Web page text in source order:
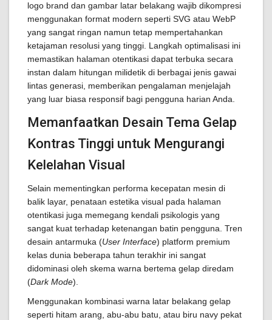
logo brand dan gambar latar belakang wajib dikompresi
menggunakan format modern seperti SVG atau WebP
yang sangat ringan namun tetap mempertahankan
ketajaman resolusi yang tinggi. Langkah optimalisasi ini
memastikan halaman otentikasi dapat terbuka secara
instan dalam hitungan milidetik di berbagai jenis gawai
lintas generasi, memberikan pengalaman menjelajah
yang luar biasa responsif bagi pengguna harian Anda.
Memanfaatkan Desain Tema Gelap
Kontras Tinggi untuk Mengurangi
Kelelahan Visual
Selain mementingkan performa kecepatan mesin di
balik layar, penataan estetika visual pada halaman
otentikasi juga memegang kendali psikologis yang
sangat kuat terhadap ketenangan batin pengguna. Tren
desain antarmuka (User Interface) platform premium
kelas dunia beberapa tahun terakhir ini sangat
didominasi oleh skema warna bertema gelap diredam
(Dark Mode).
Menggunakan kombinasi warna latar belakang gelap
seperti hitam arang, abu-abu batu, atau biru navy pekat